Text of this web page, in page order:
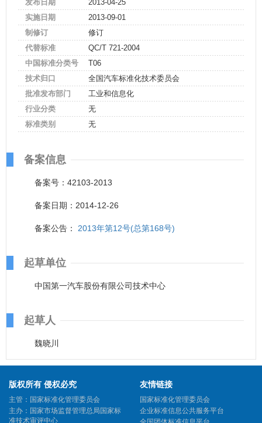
发布日期
2013-04-25
实施日期
2013-09-01
制修订
修订
代替标准
QC/T 721-2004
中国标准分类号
T06
技术归口
全国汽车标准化技术委员会
批准发布部门
工业和信息化
行业分类
无
标准类别
无
备案信息
备案号：42103-2013
备案日期：2014-12-26
备案公告： 2013年第12号(总第168号)
起草单位
中国第一汽车股份有限公司技术中心
起草人
魏晓川
版权所有 侵权必究
主管：国家标准化管理委员会
主办：国家市场监督管理总局国家标
准技术审评中心
友情链接
国家标准化管理委员会
企业标准信息公共服务平台